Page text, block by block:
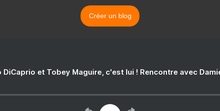
Créer un blog
DiCaprio et Tobey Maguire, c'est lui ! Rencontre avec